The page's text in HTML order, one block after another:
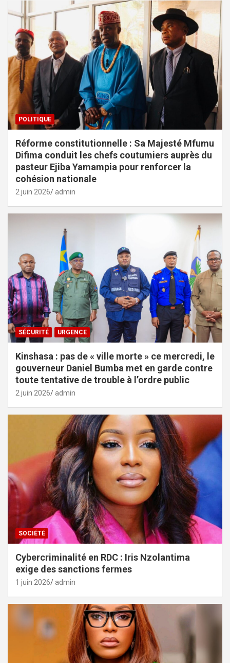
POLITIQUE
Réforme constitutionnelle : Sa Majesté Mfumu
Difima conduit les chefs coutumiers auprès du
pasteur Ejiba Yamampia pour renforcer la
cohésion nationale
2 juin 2026 admin
SÉCURITÉ URGENCE
Kinshasa : pas de « ville morte » ce mercredi, le
gouverneur Daniel Bumba met en garde contre
toute tentative de trouble à l’ordre public
2 juin 2026 admin
SOCIÉTÉ
Cybercriminalité en RDC : Iris Nzolantima
exige des sanctions fermes
1 juin 2026 admin